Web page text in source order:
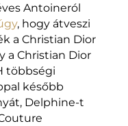
Antoineról
, hogy átveszi
a Christian Dior
a Christian Dior
többségi
később
Delphine-t